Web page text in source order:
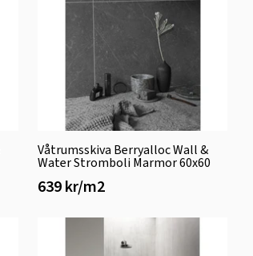
Våtrumsskiva Berryalloc Wall &
Water Stromboli Marmor 60x60
639 kr/m2